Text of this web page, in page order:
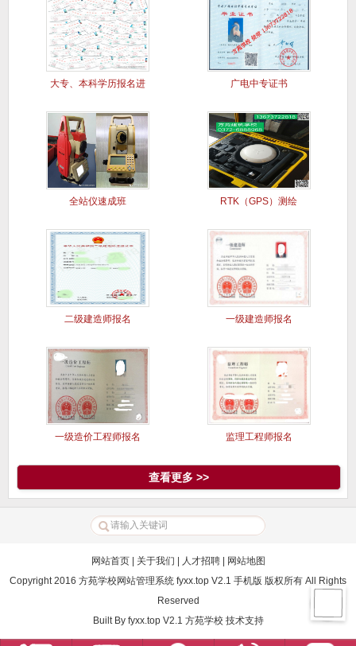
大专、本科学历报名进 广电中专证书
全站仪速成班 RTK（GPS）测绘
二级建造师报名 一级建造师报名
一级造价工程师报名 监理工程师报名
查看更多 >>
网站首页| 关于我们 人才招聘|
网站地图
Copyright 2016 方苑学校网站管理系统 fyxx.top V2.1 手机版 版权所有 All Rights
Reserved
Built By fyxx.top V2.1 方苑学校技术支持